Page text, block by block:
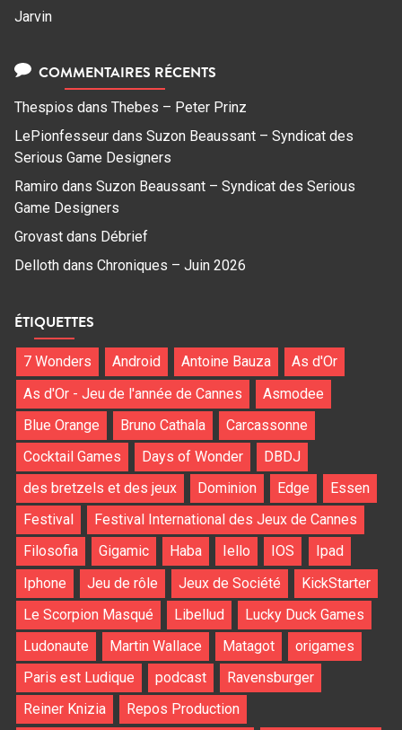
Jarvin
COMMENTAIRES RÉCENTS
Thespios dans Thebes – Peter Prinz
LePionfesseur dans Suzon Beaussant – Syndicat des
Serious Game Designers
Ramiro dans Suzon Beaussant – Syndicat des Serious
Game Designers
Grovast dans Débrief
Delloth dans Chroniques – Juin 2026
ÉTIQUETTES
7 Wonders Android Antoine Bauza
As d'Or
As d'Or - Jeu de l'année de Cannes
Asmodee
Blue Orange
Bruno Cathala
Carcassonne
Cocktail Games
Days of Wonder
DBDJ
des bretzels et des jeux
Dominion Edge
Essen
Festival
Festival International des Jeux de Cannes
Filosofia
Gigamic Haba Iello IOS
Ipad
Iphone
Jeu de rôle Jeux de Société
KickStarter
Le Scorpion Masqué
Libellud
Lucky Duck Games
Ludonaute
Martin Wallace Matagot
origames
Paris est Ludique
podcast
Ravensburger
Reiner Knizia
Repos Production